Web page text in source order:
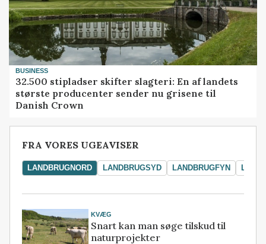
BUSINESS
32.500 stipladser skifter slagteri: En af landets
største producenter sender nu grisene til
Danish Crown
FRA VORES UGEAVISER
LANDBRUGNORD LANDBRUGSYD LANDBRUGFYN
KVÆG
Snart kan man søge tilskud til
naturprojekter